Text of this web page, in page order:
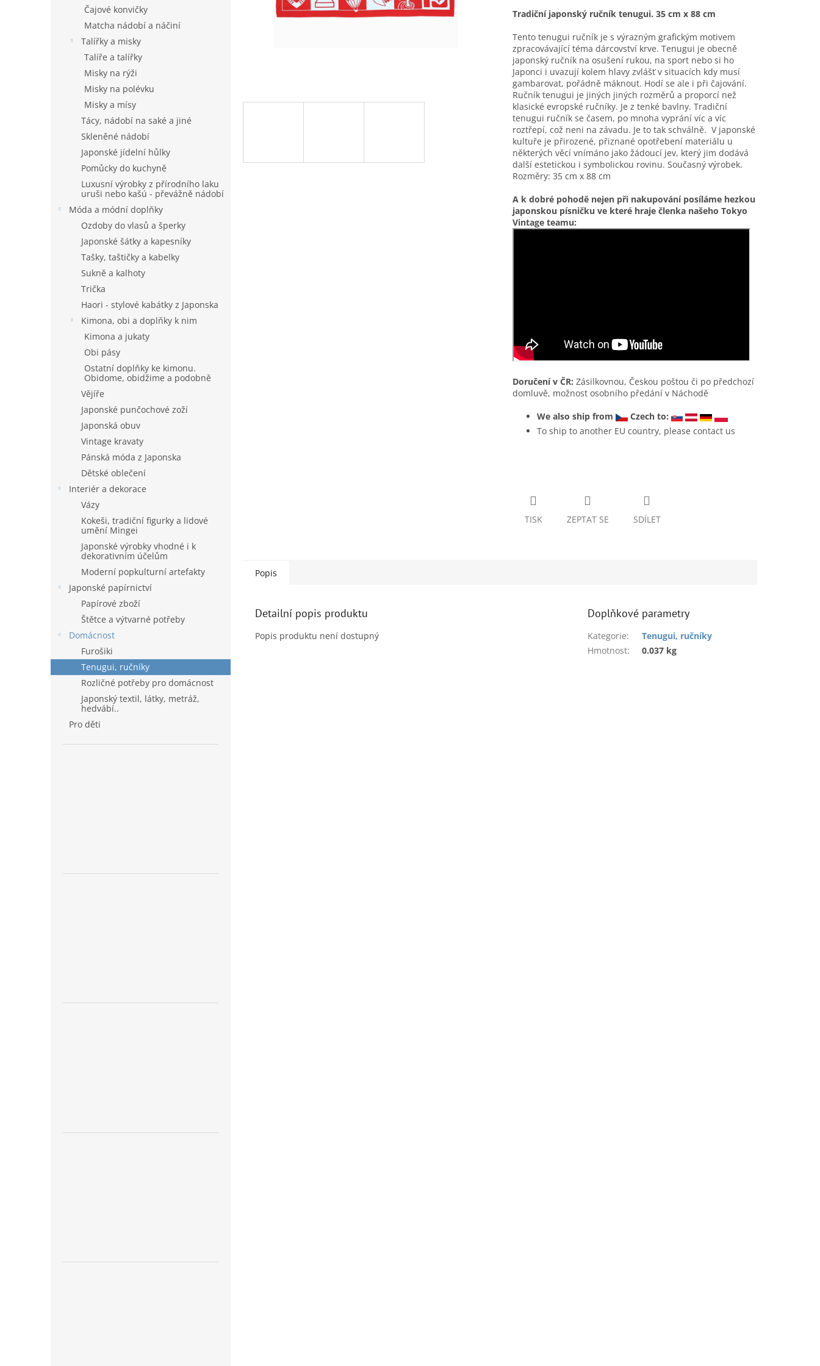
Čajové konvičky
Matcha nádobí a náčiní
Talířky a misky
Talíře a talířky
Misky na rýži
Misky na polévku
Misky a mísy
Tácy, nádobí na saké a jiné
Skleněné nádobí
Japonské jídelní hůlky
Pomůcky do kuchyně
Luxusní výrobky z přírodního laku
uruši nebo kašú - převážně nádobí
Móda a módní doplňky
Ozdoby do vlasů a šperky
Japonské šátky a kapesníky
Tašky, taštičky a kabelky
Sukně a kalhoty
Trička
Haori - stylové kabátky z Japonska
Kimona, obi a doplňky k nim
Kimona a jukaty
Obi pásy
Ostatní doplňky ke kimonu.
Obidome, obidžime a podobně
Vějíře
Japonské punčochové zoží
Japonská obuv
Vintage kravaty
Pánská móda z Japonska
Dětské oblečení
Interiér a dekorace
Vázy
Kokeši, tradiční figurky a lidové
umění Mingei
Japonské výrobky vhodné i k
dekorativním účelům
Moderní popkulturní artefakty
Japonské papírnictví
Papírové zboží
Štětce a výtvarné potřeby
Domácnost
Furošiki
Tenugui, ručníky
Rozličné potřeby pro domácnost
Japonský textil, látky, metráž,
hedvábí..
Pro děti
Tradiční japonský ručník tenugui. 35 cm x 88 cm
Tento tenugui ručník je s výrazným grafickým motivem
zpracovávající téma dárcovství krve. Tenugui je obecně
japonský ručník na osušení rukou, na sport nebo si ho
Japonci i uvazují kolem hlavy zvlášť v situacích kdy musí
gambarovat, pořádně máknout. Hodí se ale i při čajování.
Ručník tenugui je jiných jiných rozměrů a proporcí než
klasické evropské ručníky. Je z tenké bavlny. Tradiční
tenugui ručník se časem, po mnoha vyprání víc a víc
roztřepí, což neni na závadu. Je to tak schválně. V japonské
kultuře je přirozené, přiznané opotřebení materiálu u
některých věcí vnímáno jako žádoucí jev, který jim dodává
další estetickou i symbolickou rovinu. Současný výrobek.
Rozměry: 35 cm x 88 cm
A k dobré pohodě nejen při nakupování posíláme hezkou
japonskou písničku ve které hraje členka našeho Tokyo
Vintage teamu:
Doručení v ČR: Zásilkovnou, Českou poštou či po předchozí
domluvě, možnost osobního předání v Náchodě
We also ship from
Czech to:
To ship to another EU country, please contact us
TISK ZEPTAT SE SDÍLET
Popis
Detailní popis produktu
Popis produktu není dostupný
Doplňkové parametry
Kategorie:
Tenugui, ručníky
Hmotnost: 0.037 kg